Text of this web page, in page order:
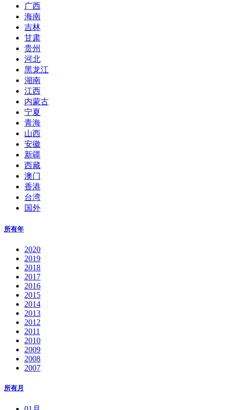
广西
海南
吉林
甘肃
贵州
河北
黑龙江
湖南
江西
内蒙古
宁夏
青海
山西
安徽
新疆
西藏
澳门
香港
台湾
国外
所有年
2020
2019
2018
2017
2016
2015
2014
2013
2012
2011
2010
2009
2008
2007
所有月